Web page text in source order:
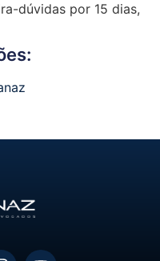
dúvidas por 15 dias,